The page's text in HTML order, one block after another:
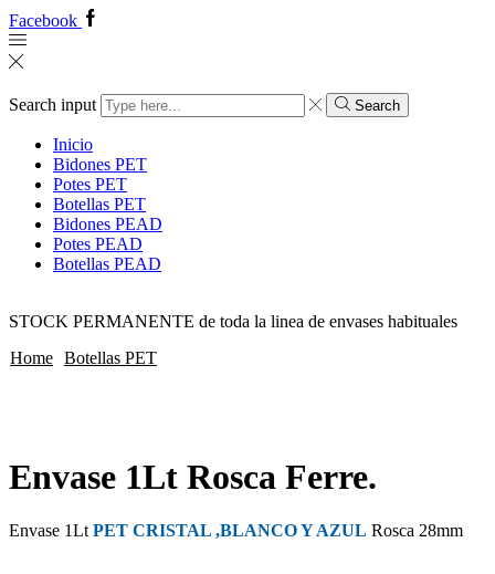
Facebook
Search input Search
Inicio
Bidones PET
Potes PET
Botellas PET
Bidones PEAD
Potes PEAD
Botellas PEAD
STOCK PERMANENTE de toda la linea de envases habituales
Home Botellas PET
Envase 1Lt Rosca Ferre.
Envase 1Lt PET CRISTAL ,BLANCO Y AZUL Rosca 28mm